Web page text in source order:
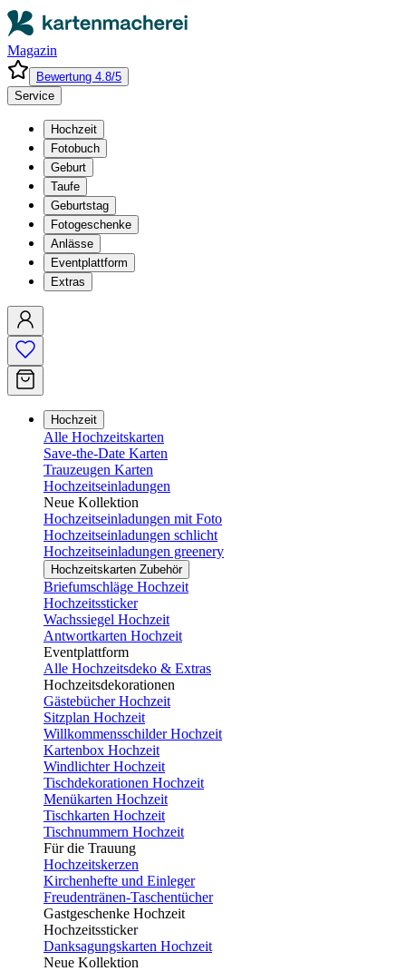
Magazin
Bewertung 4.8/5
Service
Hochzeit
Fotobuch
Geburt
Taufe
Geburtstag
Fotogeschenke
Anlässe
Eventplattform
Extras
Hochzeit
Alle Hochzeitskarten
Save-the-Date Karten
Trauzeugen Karten
Hochzeitseinladungen
Neue Kollektion
Hochzeitseinladungen mit Foto
Hochzeitseinladungen schlicht
Hochzeitseinladungen greenery
Hochzeitskarten Zubehör
Briefumschläge Hochzeit
Hochzeitssticker
Wachssiegel Hochzeit
Antwortkarten Hochzeit
Eventplattform
Alle Hochzeitsdeko & Extras
Hochzeitsdekorationen
Gästebücher Hochzeit
Sitzplan Hochzeit
Willkommensschilder Hochzeit
Kartenbox Hochzeit
Windlichter Hochzeit
Tischdekorationen Hochzeit
Menükarten Hochzeit
Tischkarten Hochzeit
Tischnummern Hochzeit
Für die Trauung
Hochzeitskerzen
Kirchenhefte und Einleger
Freudentränen-Taschentücher
Gastgeschenke Hochzeit
Hochzeitssticker
Danksagungskarten Hochzeit
Neue Kollektion